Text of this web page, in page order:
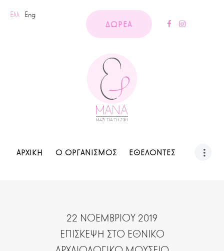
Ελλ Eng
ΔΩΡΕΑ
ΑΡΧΙΚΗ Ο ΟΡΓΑΝΙΣΜΟΣ ΕΘΕΛΟΝΤΕΣ
22 ΝΟΕΜΒΡΙΟΥ 2019
ΕΠΙΣΚΕΨΗ ΣΤΟ ΕΘΝΙΚΟ